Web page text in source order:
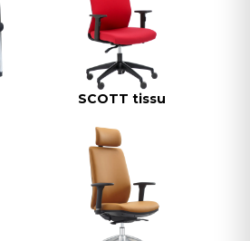
SCOTT tissu